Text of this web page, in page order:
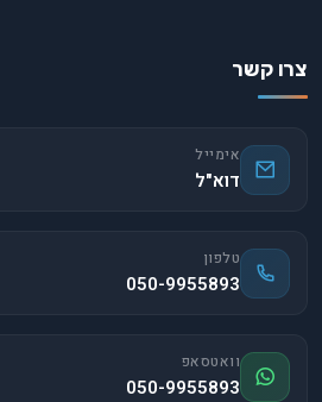
צרו קשר
אימייל
דוא"ל
טלפון
050-9955893
וואטסאפ
050-9955893